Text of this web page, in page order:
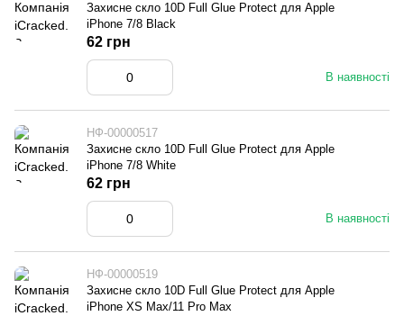
Захисне скло 10D Full Glue Protect для Apple
iPhone 7/8 Black
В наявності
62 грн
НФ-00000517
Захисне скло 10D Full Glue Protect для Apple
iPhone 7/8 White
В наявності
62 грн
НФ-00000519
Захисне скло 10D Full Glue Protect для Apple
iPhone XS Max/11 Pro Max